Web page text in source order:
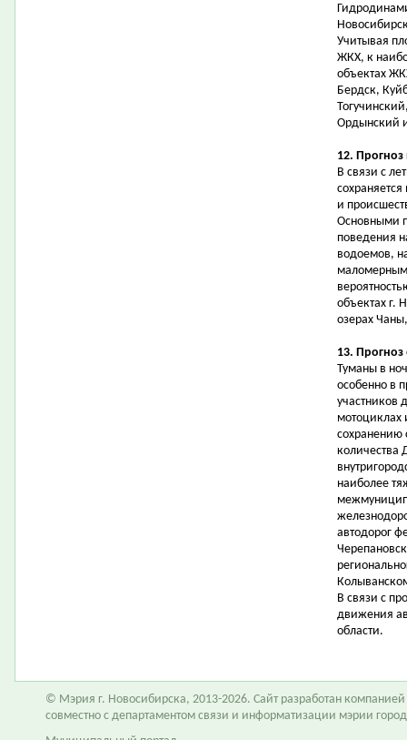
Учитывая
ЖКХ, к
объектах
Бердск,
Ордынский
12.
В связи с
и
Основными
поведения
водоемов,
объектах г.
озерах
13. Прогноз
Туманы в
особенно в
участников
мотоциклах
сохранению
количества
наиболее
автодорог
В связи с
движения
области.
© Мэрия г. Новосибирска, 2013-2026. Сайт разработан компанией
совместно с департаментом связи и информатизации мэрии